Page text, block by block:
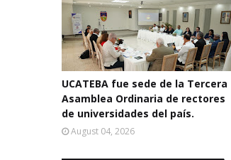
UCATEBA fue sede de la Tercera
Asamblea Ordinaria de rectores
de universidades del país.
August 04, 2026